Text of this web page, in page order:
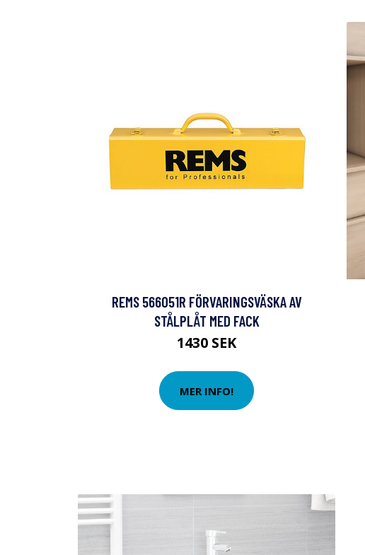
REMS 566051R FÖRVARINGSVÄSKA AV
STÅLPLÅT MED FACK
1430 SEK
MER INFO!